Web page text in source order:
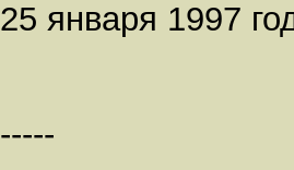
25 января 1997
-----